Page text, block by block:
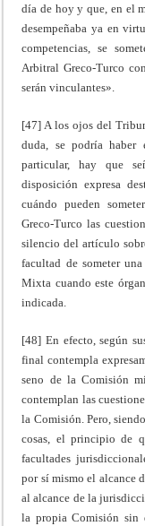
día de hoy y que, en el
desempeñaba ya en
competencias, se
Arbitral Greco-Turco
serán vinculantes».
[47] A los ojos del
duda, se podría haber
particular, hay que
disposición expresa
cuándo pueden
Greco-Turco las
silencio del artículo
facultad de someter
Mixta cuando este
indicada.
[48] En efecto, según
final contempla
seno de la Comisión
contemplan las
la Comisión. Pero,
cosas, el principio de
facultades
por sí mismo el alcance
al alcance de la
la propia Comisión sin